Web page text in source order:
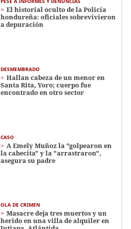
El historial oculto de la Policía
hondureña: oficiales sobrevivieron
a depuración
DESMEMBRADO
Hallan cabeza de un menor en
Santa Rita, Yoro; cuerpo fue
encontrado en otro sector
CASO
A Emely Muñoz la "golpearon en
la cabecita" y la "arrastraron",
asegura su padre
OLA DE CRIMEN
Masacre deja tres muertos y un
herido en una villa de alquiler en